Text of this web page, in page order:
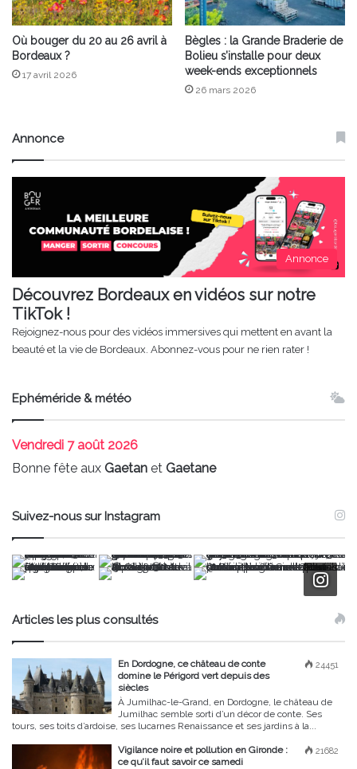
Où bouger du 20 au 26 avril à
Bordeaux ?
17 avril 2026
Bègles : la Grande Braderie de
Bolieu s’installe pour deux
week-ends exceptionnels
26 mars 2026
Annonce
Annonce
Découvrez Bordeaux en vidéos sur notre
TikTok !
Rejoignez-nous pour des vidéos immersives qui mettent en avant la
beauté et la vie de Bordeaux. Abonnez-vous pour ne rien rater !
Ephéméride & météo
Vendredi 7 août 2026
Bonne fête aux Gaetan et Gaetane
Suivez-nous sur Instagram
Articles les plus consultés
24451
En Dordogne, ce château de conte
domine le Périgord vert depuis des
siècles
À Jumilhac-le-Grand, en Dordogne, le château de
Jumilhac semble sorti d’un décor de conte. Ses
tours, ses toits d’ardoise, ses lucarnes Renaissance et ses jardins à la...
21682
Vigilance noire et pollution en Gironde :
ce qu’il faut savoir ce samedi